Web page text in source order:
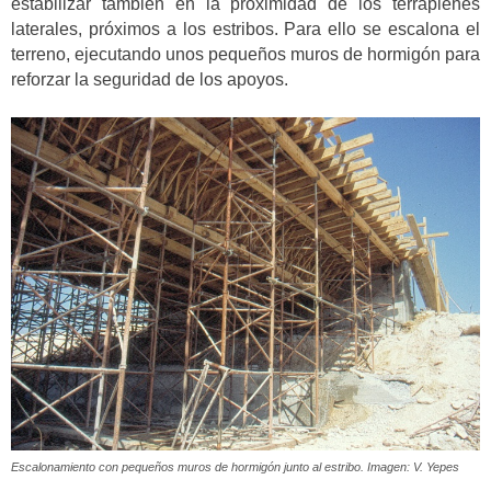
estabilizar también en la proximidad de los terraplenes
laterales, próximos a los estribos. Para ello se escalona el
terreno, ejecutando unos pequeños muros de hormigón para
reforzar la seguridad de los apoyos.
Escalonamiento con pequeños muros de hormigón junto al estribo. Imagen: V. Yepes